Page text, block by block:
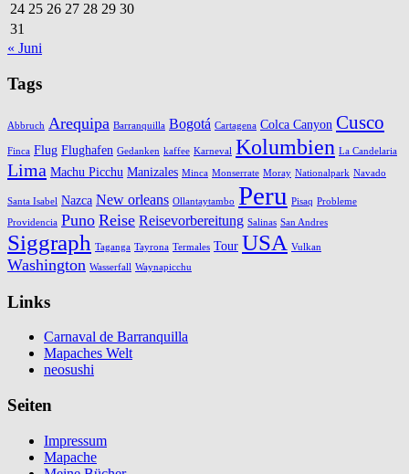
24 25 26 27 28 29 30
31
« Juni
Tags
Abbruch Arequipa Barranquilla Bogotá Cartagena Colca Canyon Cusco
Finca Flug Flughafen Gedanken kaffee Karneval Kolumbien La Candelaria
Lima Machu Picchu Manizales Minca Monserrate Moray Nationalpark Navado
Santa Isabel Nazca New orleans Ollantaytambo Peru Pisaq Probleme
Providencia Puno Reise Reisevorbereitung Salinas San Andres
Siggraph Taganga Tayrona Termales Tour USA Vulkan
Washington Wasserfall Waynapicchu
Links
Carnaval de Barranquilla
Mapaches Welt
neosushi
Seiten
Impressum
Mapache